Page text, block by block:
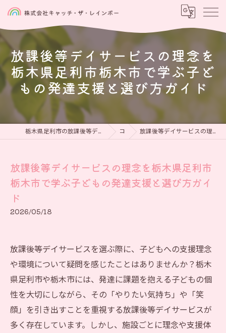
放課後等デイサービスの理念を
栃木県足利市栃木市で学ぶ子ど
もの発達支援と選び方ガイド
栃木県足利市の放課後等デイサービスなら児童発達支援と放課後等デイサービス 虹をつかもう コラム 放課後等デイサービスの理念を栃木県足利市栃木市で学ぶ子どもの発達支援と選び方ガイド
放課後等デイサービスの理念を栃木県足利市
栃木市で学ぶ子どもの発達支援と選び方ガイ
ド
2026/05/18
放課後等デイサービスを選ぶ際に、子どもへの支援理念
や環境について疑問を感じたことはありませんか？栃木
県足利市や栃木市には、発達に課題を抱える子どもの個
性を大切にしながら、その「やりたい気持ち」や「笑
顔」を引き出すことを重視する放課後等デイサービスが
多く存在しています。しかし、施設ごとに理念や支援体